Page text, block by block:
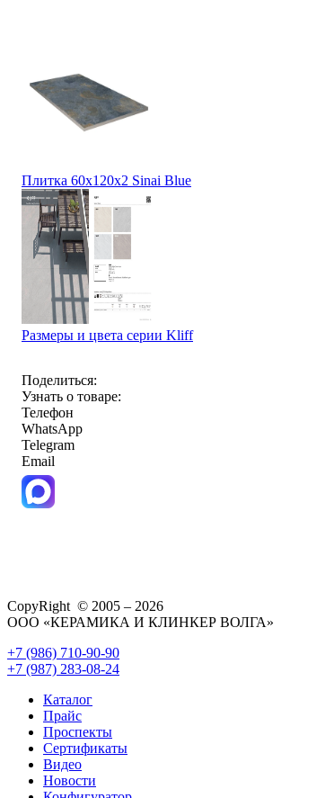
Плитка 60x120x2 Sinai Blue
Размеры и цвета серии Kliff
Поделиться:
Узнать о товаре:
Телефон
WhatsApp
Telegram
Email
CopyRight © 2005 – 2026
ООО «КЕРАМИКА И КЛИНКЕР ВОЛГА»
+7 (986) 710-90-90
+7 (987) 283-08-24
Каталог
Прайс
Проспекты
Сертификаты
Видео
Новости